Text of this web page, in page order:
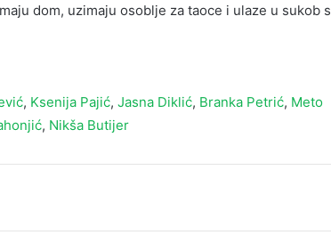
dom, uzimaju osoblje za taoce i ulaze u sukob s
, Ksenija Pajić, Jasna Diklić, Branka Petrić, Meto
, Nikša Butijer